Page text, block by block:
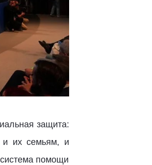
защита:
и их семьям, и
помощи